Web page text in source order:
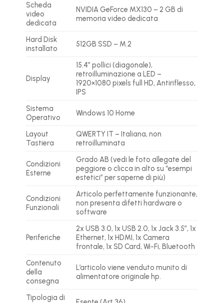
Scheda
video
dedicata
NVIDIA GeForce MX130 – 2 GB di
memoria video dedicata
Hard Disk
installato
512GB SSD – M.2
Display
15.4″ pollici (diagonale),
retroilluminazione a LED –
1920×1080 pixels full HD, Antiriflesso,
IPS
Sistema
Operativo
Windows 10 Home
Layout
Tastiera
QWERTY IT – Italiana, non
retroilluminata
Condizioni
Esterne
Grado AB (vedi le foto allegate del
peggiore o clicca in alto su “esempi
estetici” per saperne di più)
Condizioni
Funzionali
Articolo perfettamente funzionante,
non presenta difetti hardware o
software
Periferiche
2x USB 3.0, 1x USB 2.0, 1x Jack 3.5″, 1x
Ethernet, 1x HDMI, 1x Camera
frontale, 1x SD Card, Wi-Fi, Bluetooth
Contenuto
della
consegna
L’articolo viene venduto munito di
alimentatore originale hp.
Tipologia di